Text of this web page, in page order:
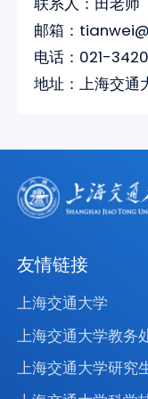
邮箱：
电话：021-
地址：上海交通
友情链接
上海交通大学
上海交通大学教务
上海交通大学研究